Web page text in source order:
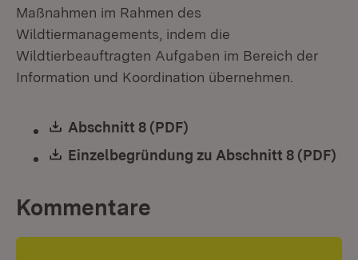
Maßnahmen im Rahmen des
Wildtiermanagements, indem die
Wildtierbeauftragten Aufgaben im Bereich der
Information und Koordination übernehmen.
Download:
Abschnitt 8 (PDF)
Download:
Einzelbegründung zu Abschnitt 8 (PDF)
Kommentare